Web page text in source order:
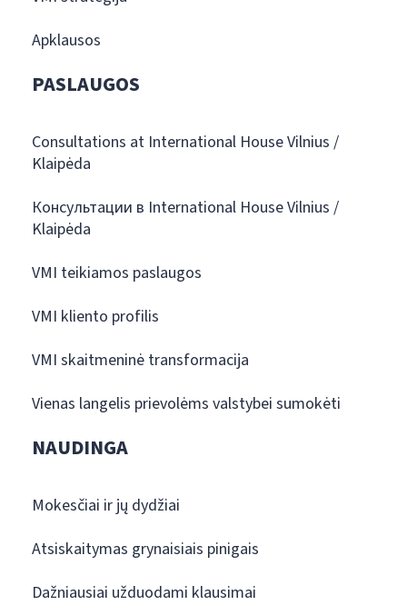
Apklausos
PASLAUGOS
Consultations at International House Vilnius /
Klaipėda
Консультации в International House Vilnius /
Klaipėda
VMI teikiamos paslaugos
VMI kliento profilis
VMI skaitmeninė transformacija
Vienas langelis prievolėms valstybei sumokėti
NAUDINGA
Mokesčiai ir jų dydžiai
Atsiskaitymas grynaisiais pinigais
Dažniausiai užduodami klausimai